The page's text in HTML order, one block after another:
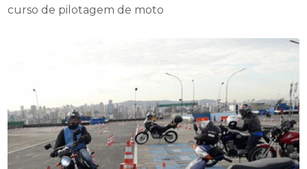
curso de pilotagem de moto